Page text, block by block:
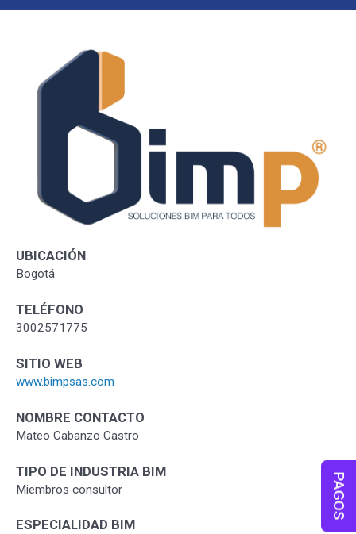
UBICACIÓN
Bogotá
TELÉFONO
3002571775
SITIO WEB
www.bimpsas.com
NOMBRE CONTACTO
Mateo Cabanzo Castro
TIPO DE INDUSTRIA BIM
Miembros consultor
ESPECIALIDAD BIM
PAGOS